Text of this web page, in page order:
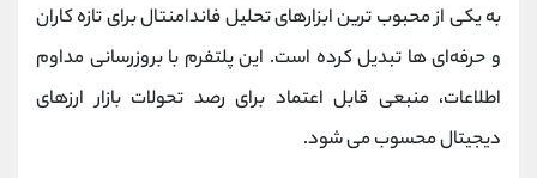
به یکی از محبوب ‌ترین ابزارهای تحلیل فاندامنتال برای تازه‌ کاران
و حرفه‌ای ‌ها تبدیل کرده است. این پلتفرم با بروزرسانی مداوم
اطلاعات، منبعی قابل اعتماد برای رصد تحولات بازار ارزهای
دیجیتال محسوب می‌ شود.